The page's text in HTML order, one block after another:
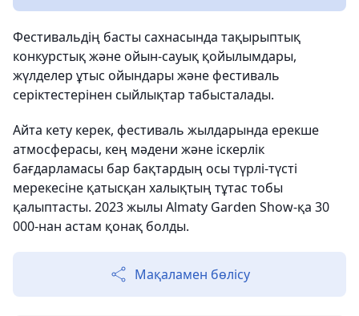
Фестивальдің басты сахнасында тақырыптық
конкурстық және ойын-сауық қойылымдары,
жүлделер ұтыс ойындары және фестиваль
серіктестерінен сыйлықтар табысталады.
Айта кету керек, фестиваль жылдарында ерекше
атмосферасы, кең мәдени және іскерлік
бағдарламасы бар бақтардың осы түрлі-түсті
мерекесіне қатысқан халықтың тұтас тобы
қалыптасты. 2023 жылы Almaty Garden Show-қа 30
000-нан астам қонақ болды.
Мақаламен бөлісу